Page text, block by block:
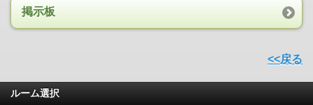
掲示板
<<戻る
ルーム選択